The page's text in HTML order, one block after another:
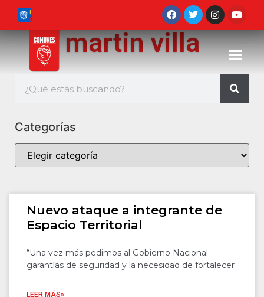
martin villa
Categorías
Nuevo ataque a integrante de
Espacio Territorial
“Una vez más pedimos al Gobierno Nacional
garantías de seguridad y la necesidad de fortalecer
LEER MÁS»